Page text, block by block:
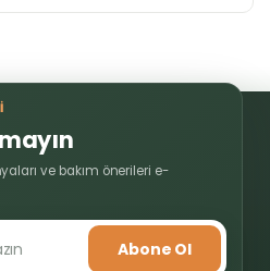
ve bakım önerileri e-
Abone Ol